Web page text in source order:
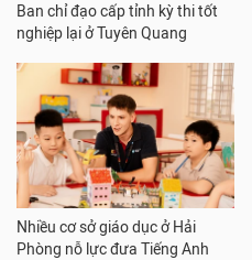
Ban chỉ đạo cấp tỉnh kỳ thi tốt
nghiệp lại ở Tuyên Quang
Nhiều cơ sở giáo dục ở Hải
Phòng nỗ lực đưa Tiếng Anh